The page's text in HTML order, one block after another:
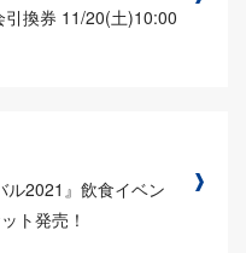
換券 11/20(土)10:00
ル2021』飲食イベン
ト発売！